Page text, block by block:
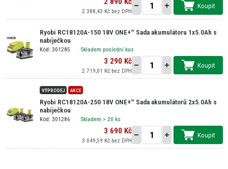
2 388,43 Kč bez DPH
Koupit
Ryobi RC18120A-150 18V ONE+™ Sada akumulátoru 1x5.0Ah s
nabíječkou
Kód: 301285 Skladem poslední kus
3 290 Kč
2 719,01 Kč bez DPH
Koupit
VÝPRODEJ AKCE
Ryobi RC18120A-250 18V ONE+™ Sada akumulátorů 2x5.0Ah s
nabíječkou
Kód: 301286 Skladem > 20 ks
3 690 Kč
3 049,59 Kč bez DPH
Koupit